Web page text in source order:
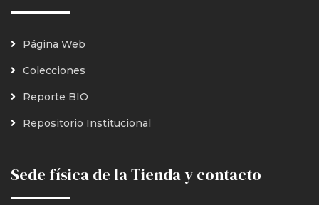
Página Web
Colecciones
Reporte BIO
Repositorio Institucional
Sede física de la Tienda y contacto